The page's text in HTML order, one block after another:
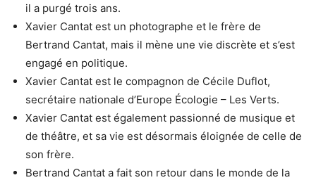
il a purgé trois ans.
Xavier Cantat est un photographe et le frère de
Bertrand Cantat, mais il mène une vie discrète et s’est
engagé en politique.
Xavier Cantat est le compagnon de Cécile Duflot,
secrétaire nationale d’Europe Écologie – Les Verts.
Xavier Cantat est également passionné de musique et
de théâtre, et sa vie est désormais éloignée de celle de
son frère.
Bertrand Cantat a fait son retour dans le monde de la